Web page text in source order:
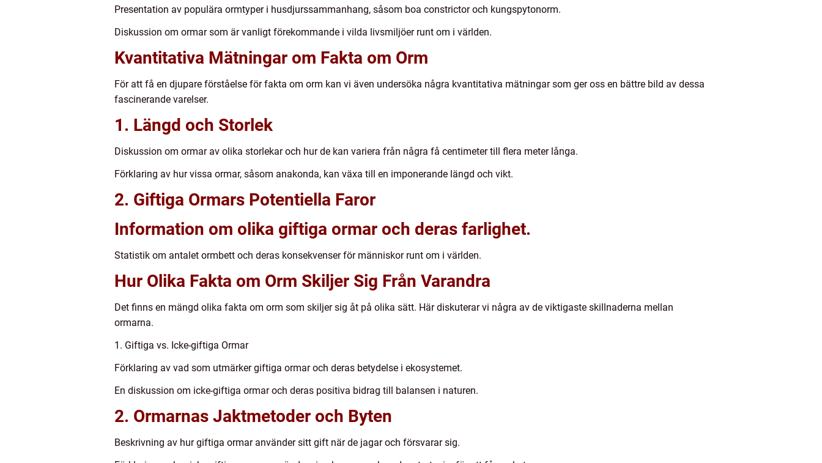
Presentation av populära ormtyper i husdjurssammanhang, såsom boa constrictor och kungspytonorm.
Diskussion om ormar som är vanligt förekommande i vilda livsmiljöer runt om i världen.
Kvantitativa Mätningar om Fakta om Orm
För att få en djupare förståelse för fakta om orm kan vi även undersöka några kvantitativa mätningar som ger oss en bättre bild av dessa
fascinerande varelser.
1. Längd och Storlek
Diskussion om ormar av olika storlekar och hur de kan variera från några få centimeter till flera meter långa.
Förklaring av hur vissa ormar, såsom anakonda, kan växa till en imponerande längd och vikt.
2. Giftiga Ormars Potentiella Faror
Information om olika giftiga ormar och deras farlighet.
Statistik om antalet ormbett och deras konsekvenser för människor runt om i världen.
Hur Olika Fakta om Orm Skiljer Sig Från Varandra
Det finns en mängd olika fakta om orm som skiljer sig åt på olika sätt. Här diskuterar vi några av de viktigaste skillnaderna mellan
ormarna.
1. Giftiga vs. Icke-giftiga Ormar
Förklaring av vad som utmärker giftiga ormar och deras betydelse i ekosystemet.
En diskussion om icke-giftiga ormar och deras positiva bidrag till balansen i naturen.
2. Ormarnas Jaktmetoder och Byten
Beskrivning av hur giftiga ormar använder sitt gift när de jagar och försvarar sig.